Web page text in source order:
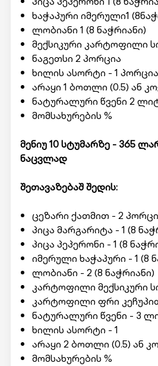
ხაჭაპური იმერული1
ლობიანი 1 (8 ნაჭრიანი)
მექსიკური კარტოფილი
ნაგეთსი 2 პორცია
ხილის ასორტი - 1 პორცია
არაყი 1 ბოთლი (0.5) ან
ნატურალური წვენი 2
მომსახურების %
მენიუ 10 სტუმარზე - 365
ნაცვლად
შეთავაზებაშ შედის:
ცეზარი ქათმით - 2
პიცა მარგარიტა - 1 (8
პიცა პეპერონი - 1 (8
იმერული ხაჭაპური - 1 (8
ლობიანი - 2 (8 ნაჭრიანი)
კარტოფილი მექსიკური
კარტოფილი ფრი
ნატურალური წვენი - 3
ხილის ასორტი - 1
არაყი 2 ბოთლი (0.5) ან
მომსახურების %